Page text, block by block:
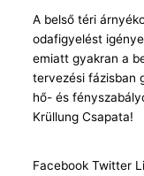
A belső téri
odafigyelést
emiatt gyakran a
tervezési fázisban
hő- és
Krüllung Csapata!
Facebook Twitter